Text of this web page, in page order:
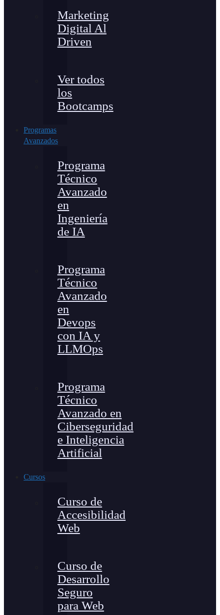
Marketing
Digital Al
Driven
Ver todos
los
Bootcamps
Programas
Avanzados
Programa
Técnico
Avanzado
en
Ingeniería
de IA
Programa
Técnico
Avanzado
en
Devops
con IA y
LLMOps
Programa
Técnico
Avanzado en
Ciberseguridad
e Inteligencia
Artificial
Cursos
Curso de
Accesibilidad
Web
Curso de
Desarrollo
Seguro
para Web